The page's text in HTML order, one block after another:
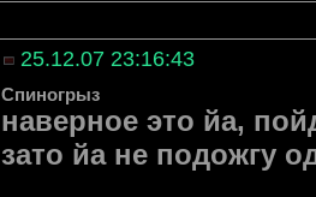
25.12.07 23:16:43
Спиногрыз
наверное это йа,
зато йа не подожгу